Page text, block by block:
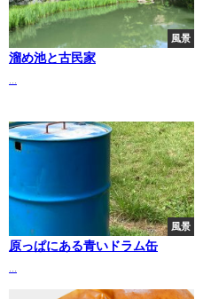
風景
溜め池と古民家
風景
原っぱにある青いドラム缶